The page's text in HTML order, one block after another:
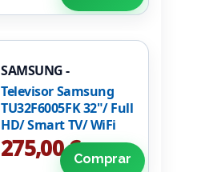
SAMSUNG -
TU32F6005FKXSP
Televisor Samsung
TU32F6005FK 32"/ Full
HD/ Smart TV/ WiFi
275,00 €Comprar